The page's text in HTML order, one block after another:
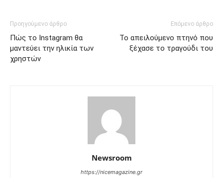
Προηγούμενο άρθρο
Πώς το Instagram θα
μαντεύει την ηλικία των
χρηστών
Επόμενο άρθρο
To απειλούμενο πτηνό που
ξέχασε το τραγούδι του
Newsroom
https://nicemagazine.gr